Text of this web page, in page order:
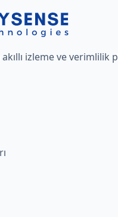
izleme ve verimlilik